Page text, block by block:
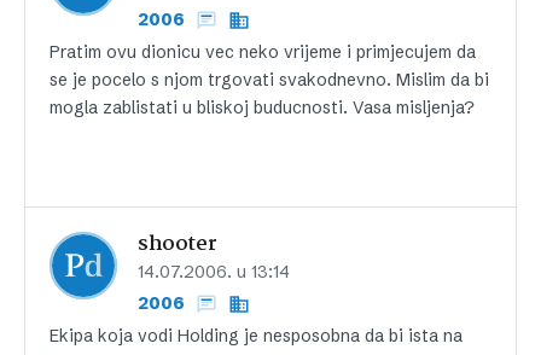
2006
Pratim ovu dionicu vec neko vrijeme i primjecujem da
se je pocelo s njom trgovati svakodnevno. Mislim da bi
mogla zablistati u bliskoj buducnosti. Vasa misljenja?
shooter
14.07.2006. u 13:14
2006
Ekipa koja vodi Holding je nesposobna da bi ista na